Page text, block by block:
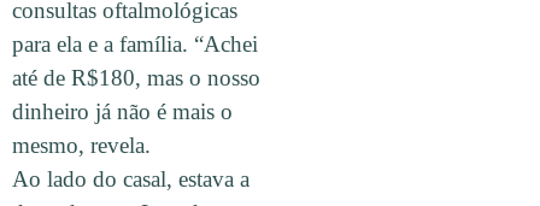
consultas oftalmológicas
para ela e a família. “Achei
até de R$180, mas o nosso
dinheiro já não é mais o
mesmo, revela.
Ao lado do casal, estava a